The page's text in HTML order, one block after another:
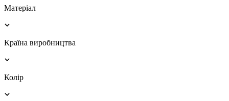
Матеріал
Країна виробництва
Колір